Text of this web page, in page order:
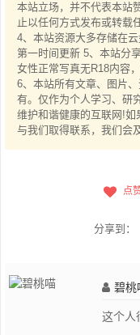
本站立场，并不代表本站
止以任何方式发布或转载
4、本站资源大多存储在
第一时间更新 5、本站分
女性正常写真无R18内容
6、本站所有文章、图片
有。仅作为个人学习、研
维护和谐健康的互联网!
与我们取得联系，我们会
点
分享到：
碧桃
这个人